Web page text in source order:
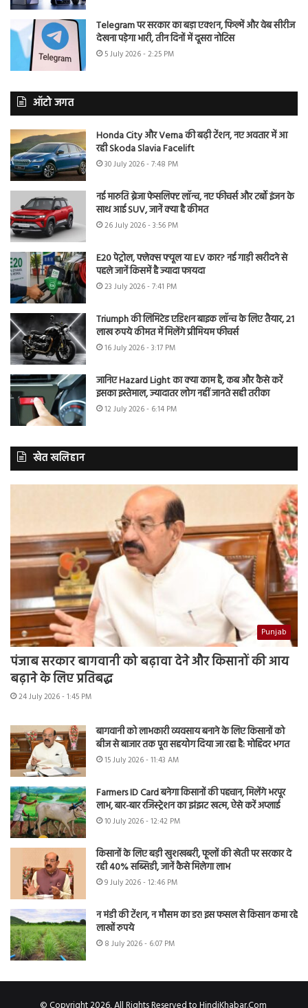
Telegram पर सरकार का बड़ा एक्शन, फिल्में और वेब सीरीज
देखना पड़ेगा भारी, तीन दिनों में दूसरा नोटिस
5 July 2026 - 2:25 PM
ऑटो जगत
Honda City और Verna की बढ़ी टेंशन, नए अवतार में आ
रही Skoda Slavia Facelift
30 July 2026 - 7:48 PM
नई मारुति ब्रेजा फेसलिफ्ट लॉन्च, नए फीचर्स और टर्बो इंजन के
साथ आई SUV, जानें क्या है कीमत
26 July 2026 - 3:56 PM
E20 पेट्रोल, फ्लेक्स फ्यूल या EV कार? नई गाड़ी खरीदने से
पहले जानें किसमें है ज्यादा फायदा
23 July 2026 - 7:41 PM
Triumph की लिमिटेड एडिशन बाइक लॉन्च के लिए तैयार, 21
लाख रुपये कीमत में मिलेंगे प्रीमियम फीचर्स
16 July 2026 - 3:17 PM
जानिए Hazard Light का क्या काम है, कब और कैसे करें
इसका इस्तेमाल, ज्यादातर लोग नहीं जानते सही तरीका
12 July 2026 - 6:14 PM
खेत खलिहान
Punjab
पंजाब सरकार बागवानी को बढ़ावा देने और किसानों की आय
बढ़ाने के लिए प्रतिबद्ध
24 July 2026 - 1:45 PM
बागवानी को लाभकारी व्यवसाय बनाने के लिए किसानों को
बीज से बाजार तक पूरा सहयोग दिया जा रहा है: मोहिंदर भगत
15 July 2026 - 11:43 AM
Farmers ID Card बनेगा किसानों की पहचान, मिलेंगे भरपूर
लाभ, बार-बार रजिस्ट्रेशन का झंझट खत्म, ऐसे करें अप्लाई
10 July 2026 - 12:42 PM
किसानों के लिए बड़ी खुशखबरी, फूलों की खेती पर सरकार दे
रही 40% सब्सिडी, जानें कैसे मिलेगा लाभ
9 July 2026 - 12:46 PM
न मंडी की टेंशन, न मौसम का डर! इस फसल से किसान कमा रहे
लाखों रुपये
8 July 2026 - 6:07 PM